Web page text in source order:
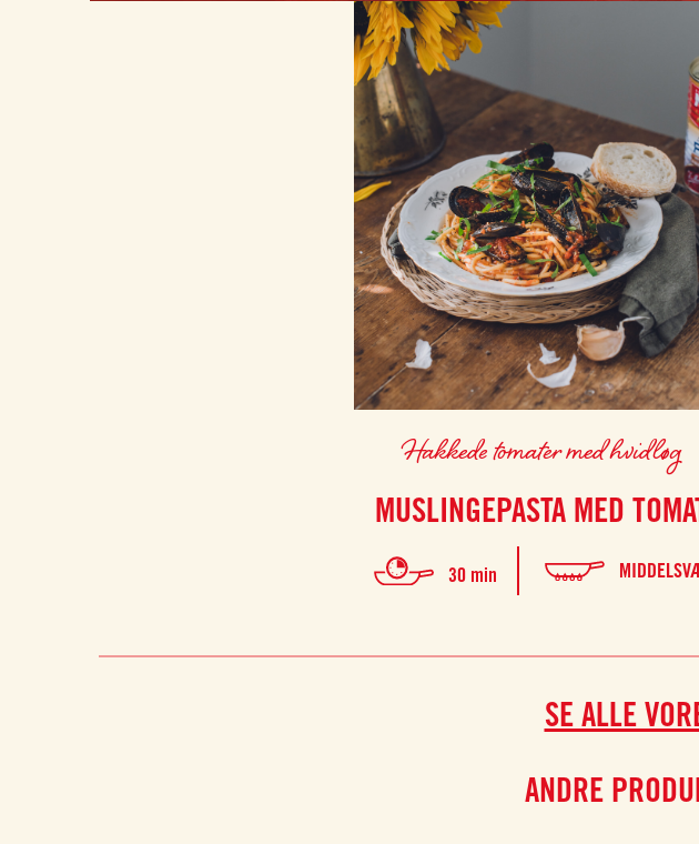
Hakkede tomater med hvidløg
MUSLINGEPASTA MED
30 min
SE ALLE
ANDRE